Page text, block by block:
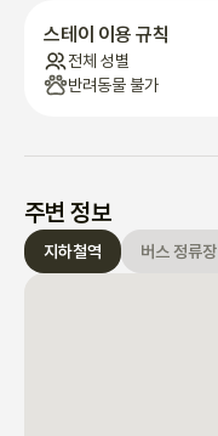
스테이 이용 규칙
전체 성별
반려동물 불가
주변 정보
지하철역 버스 정류장